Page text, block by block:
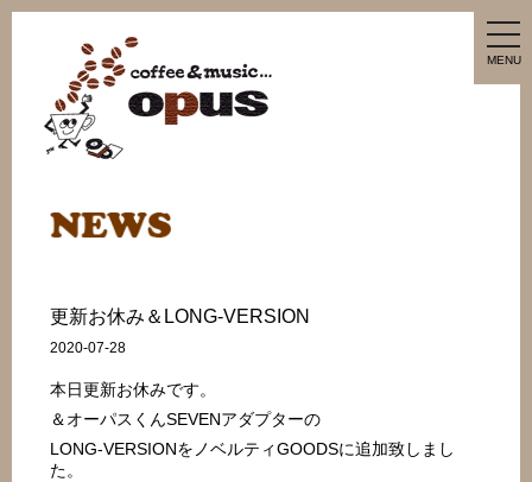
MENU
更新お休み＆LONG-VERSION
2020-07-28
本日更新お休みです。
＆オーパスくんSEVENアダプターの
LONG-VERSIONをノベルティGOODSに追加致しまし
た。